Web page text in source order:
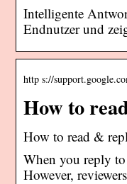
Intelligente
Endnutzer und
http s://
How to
How to read &
When you reply
However,